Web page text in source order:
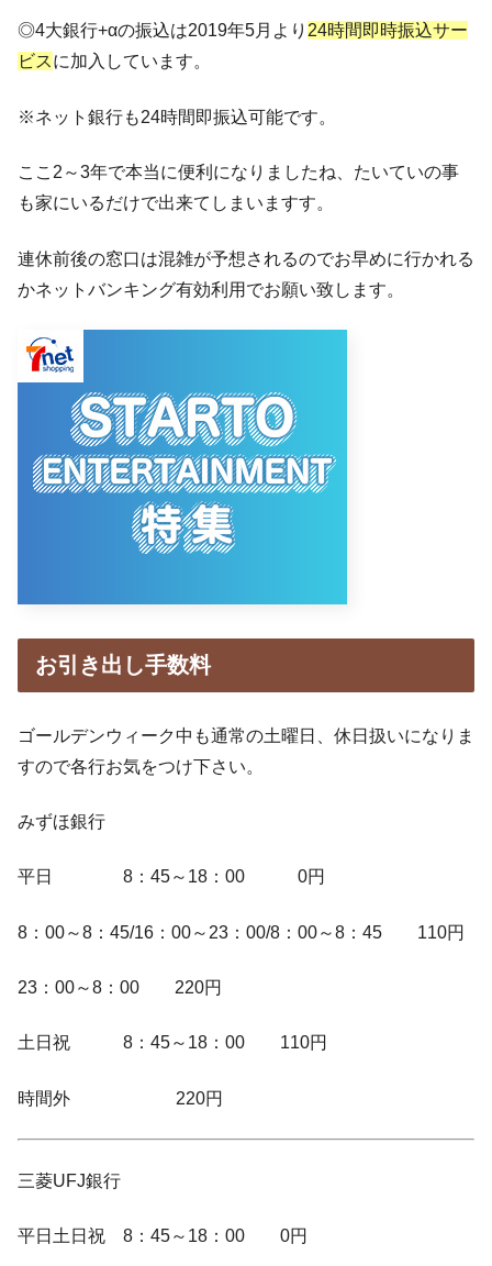
◎4大銀行+αの振込は2019年5月より 24時間即時振込サー
ビスに加入しています。
※ネット銀行も24時間即振込可能です。
ここ2～3年で本当に便利になりましたね、たいていの事
も家にいるだけで出来てしまいますす。
連休前後の窓口は混雑が予想されるのでお早めに行かれる
かネットバンキング有効利用でお願い致します。
お引き出し手数料
ゴールデンウィーク中も通常の土曜日、休日扱いになりま
すので各行お気をつけ下さい。
みずほ銀行
平日 8：45～18：00 0円
8：00～8：45/16：00～23：00/8：00～8：45 110円
23：00～8：00 220円
土日祝 8：45～18：00 110円
時間外 220円
三菱UFJ銀行
平日土日祝 8：45～18：00 0円